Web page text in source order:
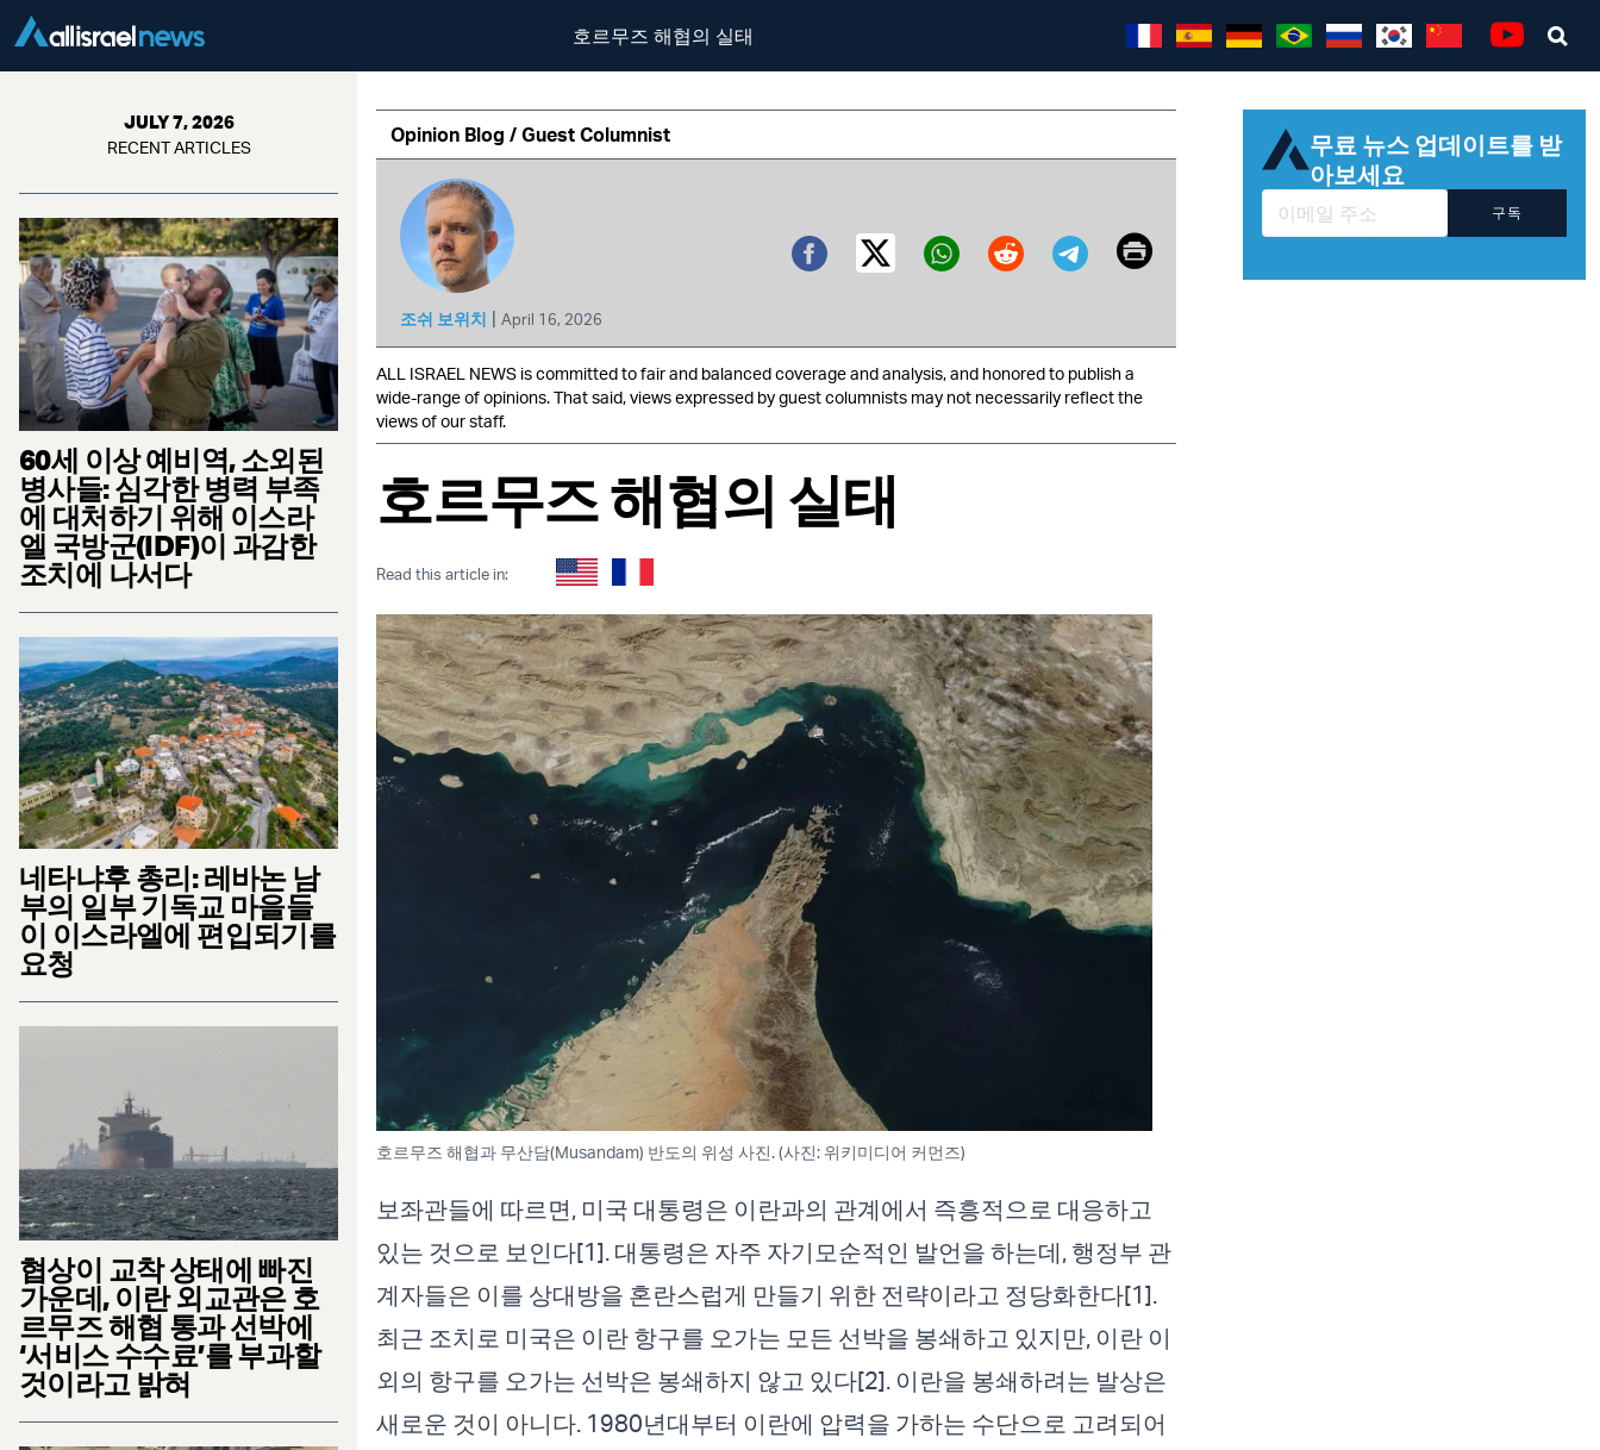
호르무즈 해협의 실태
JULY 7, 2026
RECENT ARTICLES
60세 이상 예비역, 소외된
병사들: 심각한 병력 부족
에 대처하기 위해 이스라
엘 국방군(IDF)이 과감한
조치에 나서다
네타냐후 총리: 레바논 남
부의 일부 기독교 마을들
이 이스라엘에 편입되기를
요청
협상이 교착 상태에 빠진
가운데, 이란 외교관은 호
르무즈 해협 통과 선박에
‘서비스 수수료’를 부과할
것이라고 밝혀
Opinion Blog / Guest Columnist
조쉬 보위치 | April 16, 2026
Facebook
Twitter (X)
EmailPrint
ALL ISRAEL NEWS is committed to fair and balanced coverage and analysis, and honored to publish a
wide-range of opinions. That said, views expressed by guest columnists may not necessarily reflect the
views of our staff.
호르무즈 해협의 실태
Read this article in:
호르무즈 해협과 무산담(Musandam) 반도의 위성 사진. (사진: 위키미디어 커먼즈)
보좌관들에 따르면, 미국 대통령은 이란과의 관계에서 즉흥적으로 대응하고
있는 것으로 보인다[1]. 대통령은 자주 자기모순적인 발언을 하는데, 행정부 관
계자들은 이를 상대방을 혼란스럽게 만들기 위한 전략이라고 정당화한다[1].
최근 조치로 미국은 이란 항구를 오가는 모든 선박을 봉쇄하고 있지만, 이란 이
외의 항구를 오가는 선박은 봉쇄하지 않고 있다[2]. 이란을 봉쇄하려는 발상은
새로운 것이 아니다. 1980년대부터 이란에 압력을 가하는 수단으로 고려되어
무료 뉴스 업데이트를 받
아보세요
구독